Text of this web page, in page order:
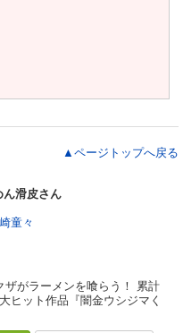
▲ページトップへ戻る
滑皮さん
童々
ザがラーメンを喰らう！ 累計
ヒット作品『闇金ウシジマく